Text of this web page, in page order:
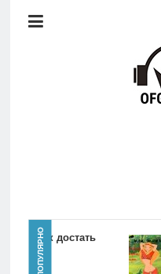
Консоли
Главная
ПОПУЛЯРНО
Как достать